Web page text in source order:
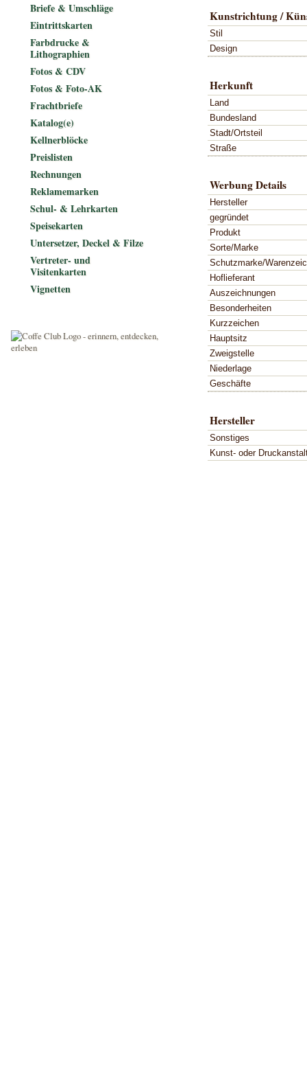
Kunstrichtung /
Stil
Design
Herkunft
Land
Bundesland
Stadt/Ortsteil
Straße
Werbung Details
Hersteller
gegründet
Produkt
Sorte/Marke
Schutzmarke/
Hoflieferant
Auszeichnungen
Besonderheiten
Kurzzeichen
Hauptsitz
Zweigstelle
Niederlage
Geschäfte
Hersteller
Sonstiges
Kunst- oder
Briefe & Umschläge
Eintrittskarten
Farbdrucke &
Lithographien
Fotos & CDV
Fotos & Foto-AK
Frachtbriefe
Katalog(e)
Kellnerblöcke
Preislisten
Rechnungen
Reklamemarken
Schul- & Lehrkarten
Speisekarten
Untersetzer, Deckel & Filze
Vertreter- und
Visitenkarten
Vignetten